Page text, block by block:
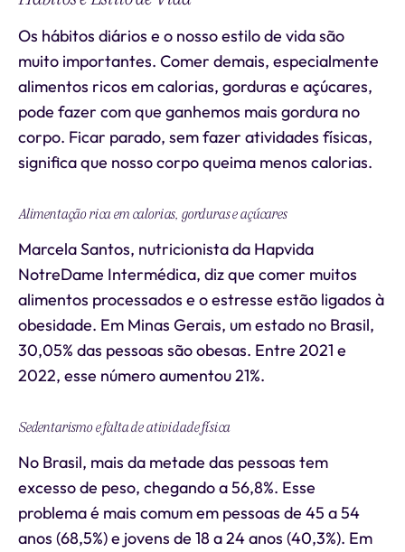
Os hábitos diários e o nosso estilo de vida são
muito importantes. Comer demais, especialmente
alimentos ricos em calorias, gorduras e açúcares,
pode fazer com que ganhemos mais gordura no
corpo. Ficar parado, sem fazer atividades físicas,
significa que nosso corpo queima menos calorias.
Alimentação rica em calorias, gorduras e açúcares
Marcela Santos, nutricionista da Hapvida
NotreDame Intermédica, diz que comer muitos
alimentos processados e o estresse estão ligados à
obesidade. Em Minas Gerais, um estado no Brasil,
30,05% das pessoas são obesas. Entre 2021 e
2022, esse número aumentou 21%.
Sedentarismo e falta de atividade física
No Brasil, mais da metade das pessoas tem
excesso de peso, chegando a 56,8%. Esse
problema é mais comum em pessoas de 45 a 54
anos (68,5%) e jovens de 18 a 24 anos (40,3%). Em